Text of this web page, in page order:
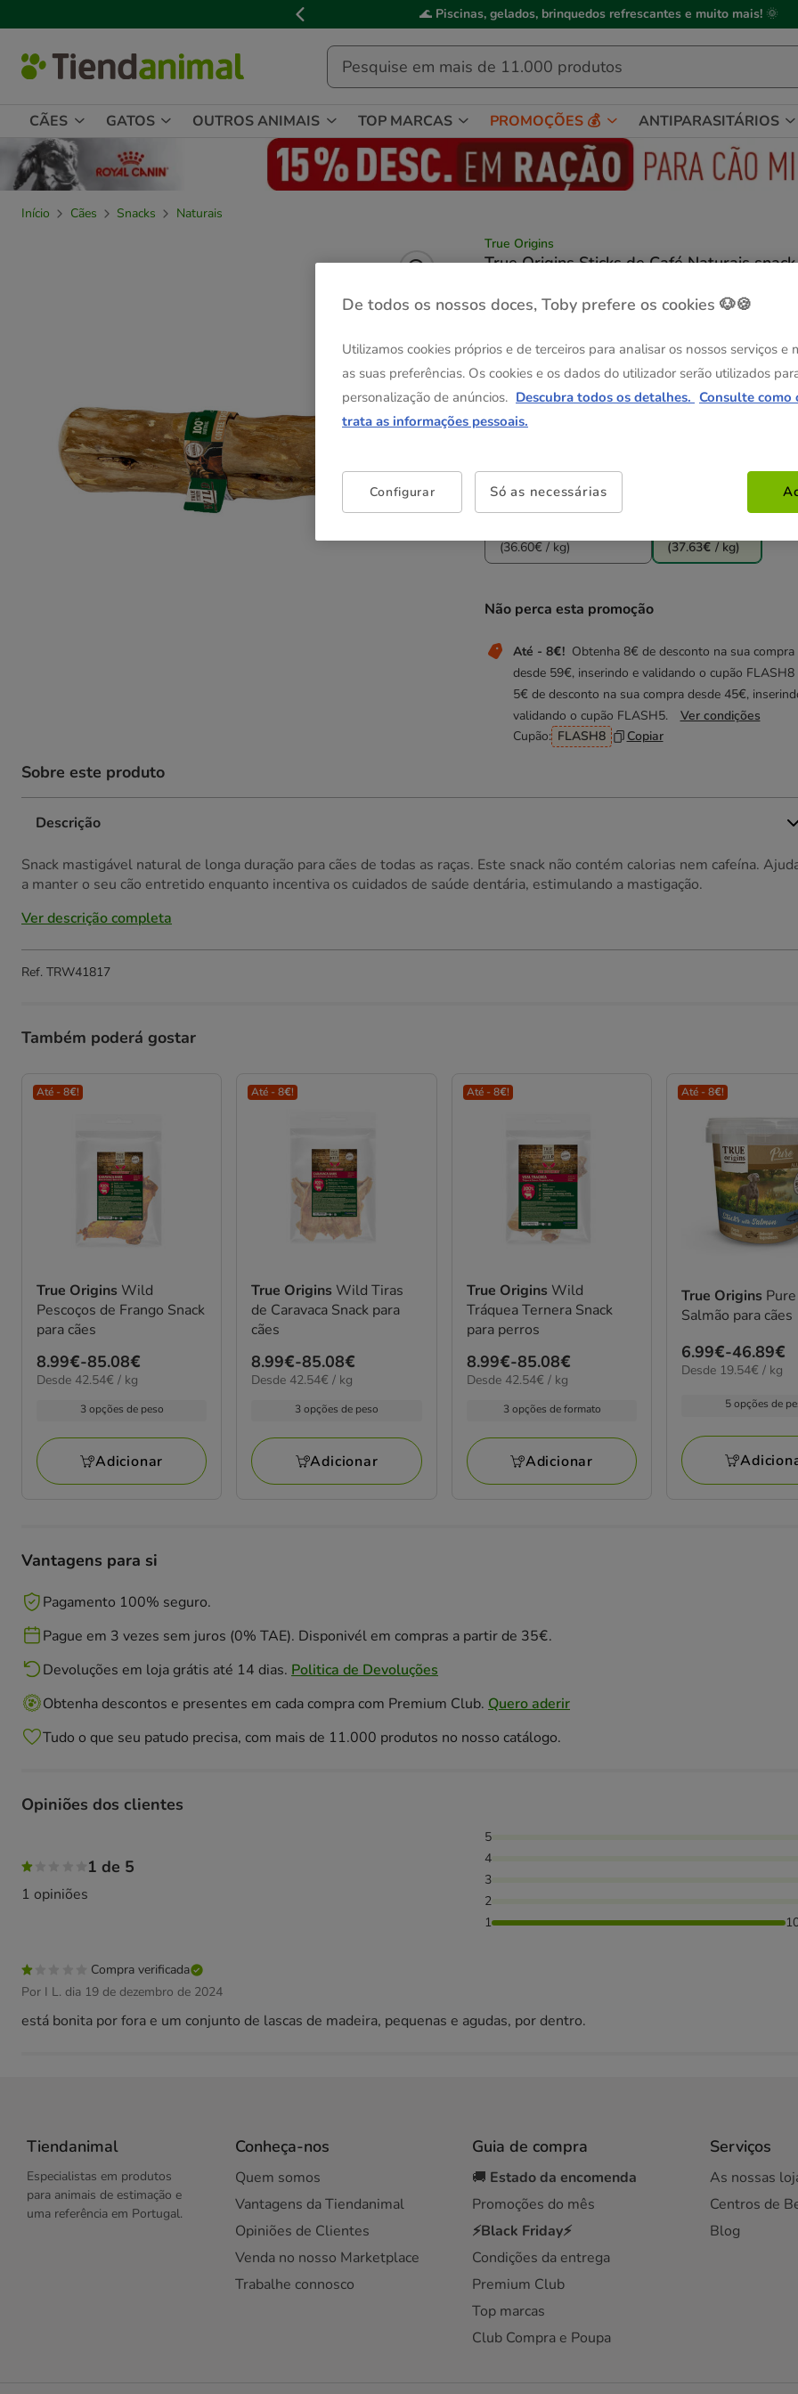
de
mensagem,
🌊 Piscinas, gelados, brinquedos refrescantes e muito mais! 🌞
CÃES GATOS OUTROS ANIMAIS TOP MARCAS PROMOÇÕES 💰 ANTIPARASITÁRIOS
Início Cães Snacks
Naturais
True Origins
True Origins Sticks de Café Naturais snack
(1)1 avaliações Ver descrição
Quantidades:L
XS
Até - 8€!
6.19€
(82.53€ / kg)
S
Até - 8€!
8.29€
Até - 8€!
(59.87€ / kg)
M (Partido ao meio)
Até - 8€!
(36.60€ / kg)
(37.63€ / kg)
Não perca esta promoção
Até - 8€! Obtenha 8€ de desconto na sua compra
desde 59€, inserindo e validando o cupão FLASH8
5€ de desconto na sua compra desde 45€,
validando o cupão FLASH5.
Ver condições
Cupão: FLASH8 Copiar
Sobre este produto
Descrição
Snack mastigável natural de longa duração para cães de todas as raças. Este snack não contém calorias nem cafeína.
a manter o seu cão entretido enquanto incentiva os cuidados de saúde dentária, estimulando a mastigação.
Ver descrição completa
Ref. TRW41817
Também poderá gostar
Até - 8€!
True Origins Wild
Pescoços de Frango Snack
para cães
Preço
de
85.08€
8.99€-85.08€
42.54€
Desde 42.54€ / kg
3 opções de peso
Adicionar
Até - 8€!
True Origins Wild Tiras
de Caravaca Snack para
cães
Preço
de
85.08€
8.99€-85.08€
42.54€
Desde 42.54€ / kg
3 opções de peso
Adicionar
Até - 8€!
True Origins Wild
Tráquea Ternera Snack
para perros
Preço
de
8.99€
85.08€
8.99€-85.08€
42.54€
Desde 42.54€ / kg
3 opções de formato
Adicionar
Até - 8€!
True Origins Pure
Salmão para cães
Preço
de
46.89€
6.99€-46.89€
19.54€
Desde 19.54€ / kg
5 opções de
Vantagens para si
Pagamento 100% seguro.
Pague em 3 vezes sem juros (0% TAE). Disponivél em compras a partir de 35€.
Devoluções em loja grátis até 14 dias. Politica de Devoluções
Obtenha descontos e presentes em cada compra com Premium Club. Quero aderir
Tudo o que seu patudo precisa, com mais de 11.000 produtos no nosso catálogo.
Opiniões dos clientes
1 de 5
1 opiniões
5
4
3
2
1
Compra verificada
Por I L. dia 19 de dezembro de 2024
está bonita por fora e um conjunto de lascas de madeira, pequenas e agudas, por dentro.
Tiendanimal
Especialistas em produtos
para animais de estimação e
uma referência em Portugal.
Conheça-nos
Quem somos
Vantagens da Tiendanimal
Opiniões de Clientes
Venda no nosso Marketplace
Trabalhe connosco
Guia de compra
🚚 Estado da encomenda
Promoções do mês
⚡Black Friday⚡
Condições da entrega
Premium Club
Top marcas
Club Compra e Poupa
Serviços
As nossas
Centros de
Blog
De todos os nossos doces, Toby prefere os cookies 🐶🍪
Utilizamos cookies próprios e de terceiros para analisar os nossos serviços e
as suas preferências. Os cookies e os dados do utilizador serão utilizados
personalização de anúncios. Descubra todos os detalhes. Consulte como
trata as informações pessoais.
Configurar Só as necessárias